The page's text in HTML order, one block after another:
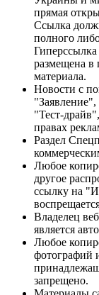
прямая
Ссылка
полного
размещена в
материала.
Новости с
"Тест-
правах
Раздел
Любое
другое
ссылку на
Владелец
является
Любое
фотографий
запрещено.